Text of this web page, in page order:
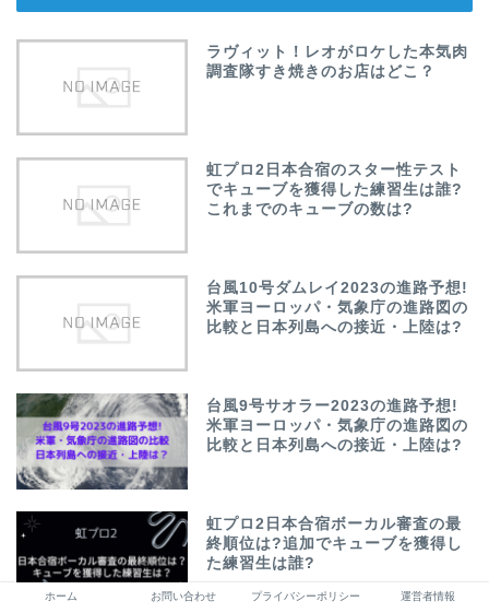
ラヴィット！レオがロケした本気肉
調査隊すき焼きのお店はどこ？
虹プロ2日本合宿のスター性テスト
でキューブを獲得した練習生は誰?
これまでのキューブの数は?
台風10号ダムレイ2023の進路予想!
米軍ヨーロッパ・気象庁の進路図の
比較と日本列島への接近・上陸は?
台風9号サオラー2023の進路予想!
米軍ヨーロッパ・気象庁の進路図の
比較と日本列島への接近・上陸は?
虹プロ2日本合宿ボーカル審査の最
終順位は?追加でキューブを獲得し
た練習生は誰?
ホーム お問い合わせ プライバシーポリシー 運営者情報